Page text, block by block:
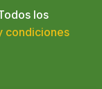
los
condiciones